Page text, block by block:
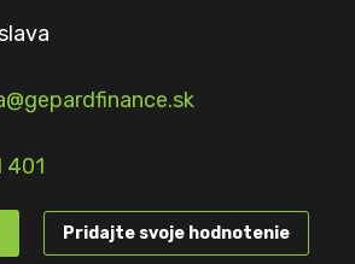
401
Pridajte svoje hodnotenie